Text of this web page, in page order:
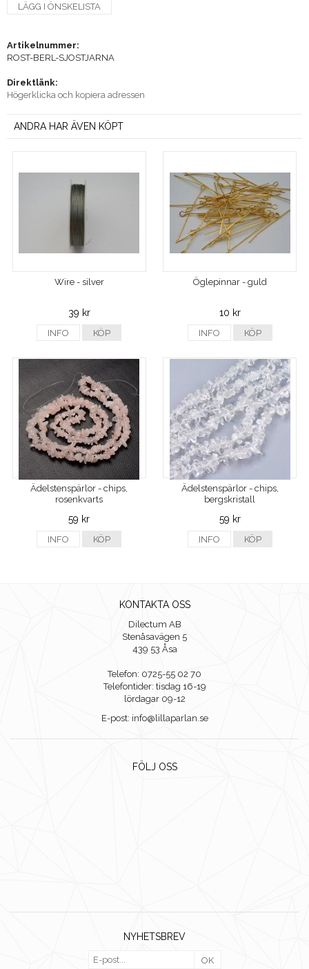
LÄGG I ÖNSKELISTA
Artikelnummer:
ROST-BERL-SJOSTJARNA
Direktlänk:
Högerklicka och kopiera adressen
ANDRA HAR ÄVEN KÖPT
Wire - silver
39 kr
INFO KÖP
Öglepinnar - guld
10 kr
INFO KÖP
Ädelstenspärlor - chips,
rosenkvarts
59 kr
INFO KÖP
Ädelstenspärlor - chips,
bergskristall
59 kr
INFO KÖP
KONTAKTA OSS
Dilectum AB
Stenåsavägen 5
439 53 Åsa
Telefon: 0725-55 02 70
Telefontider: tisdag 16-19
lördagar 09-12
E-post: info@lillaparlan.se
FÖLJ OSS
NYHETSBREV
OK